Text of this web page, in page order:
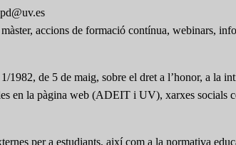
accions de formació contínua, webinars,
1982, de 5 de maig, sobre el dret a l’honor, a
en la pàgina web (ADEIT i UV), xarxes
per a estudiants, així com a la normativa